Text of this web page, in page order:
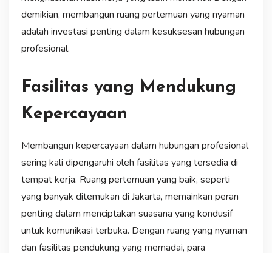
demikian, membangun ruang pertemuan yang nyaman
adalah investasi penting dalam kesuksesan hubungan
profesional.
Fasilitas yang Mendukung
Kepercayaan
Membangun kepercayaan dalam hubungan profesional
sering kali dipengaruhi oleh fasilitas yang tersedia di
tempat kerja. Ruang pertemuan yang baik, seperti
yang banyak ditemukan di Jakarta, memainkan peran
penting dalam menciptakan suasana yang kondusif
untuk komunikasi terbuka. Dengan ruang yang nyaman
dan fasilitas pendukung yang memadai, para